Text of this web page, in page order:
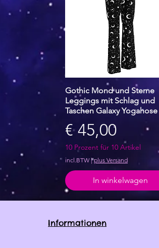
Snel overzicht
Gothic Mond und Sterne
Leggings mit Schlag und
Taschen Galaxy Yogahose
Prijs
€ 45,00
10 Prozent für 10 Artikel
incl.BTW|plus Versand
In winkelwagen
Informationen